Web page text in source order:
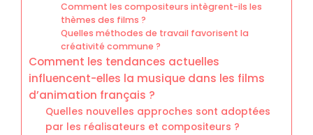
Comment les compositeurs intègrent-ils les
thèmes des films ?
Quelles méthodes de travail favorisent la
créativité commune ?
Comment les tendances actuelles
influencent-elles la musique dans les films
d’animation français ?
Quelles nouvelles approches sont adoptées
par les réalisateurs et compositeurs ?